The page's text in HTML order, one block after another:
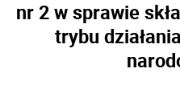
nr 2 w sprawie
trybu